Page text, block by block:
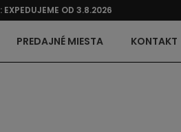
EXPEDUJEME OD 3.8.2026
PREDAJNÉ MIESTA KONTAKT